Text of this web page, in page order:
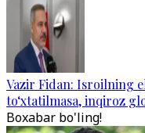
Vazir Fidan: Isroilning
to‘xtatilmasa, inqiroz
Boxabar bo'ling!